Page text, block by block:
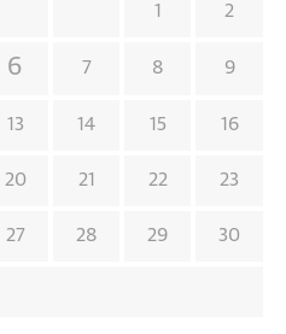
1 2
6 7 8 9
13 14 15 16
20 21 22 23
27 28 29 30